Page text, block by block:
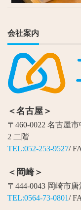
会社案内
＜名古屋＞
〒460-0022 名古屋
2 二階
TEL:052-253-9527/
＜岡崎＞
〒444-0043 岡崎市
TEL:0564-73-0801/